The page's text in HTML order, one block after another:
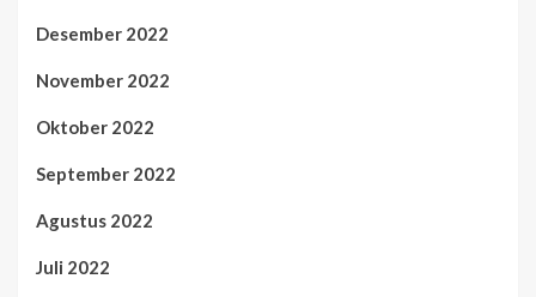
Desember 2022
November 2022
Oktober 2022
September 2022
Agustus 2022
Juli 2022